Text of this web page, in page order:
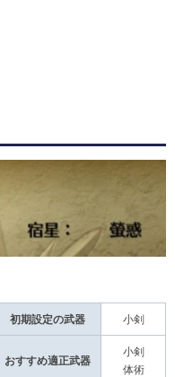
初期設定の武器 小剣
おすすめ適正武器
小剣
体術